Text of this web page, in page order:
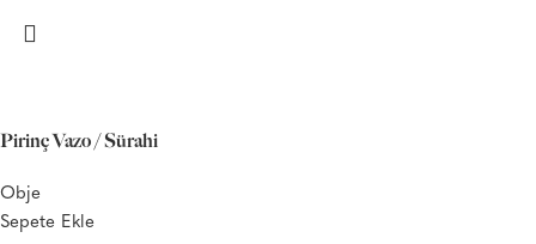
Pirinç Vazo / Sürahi
Obje
Sepete Ekle